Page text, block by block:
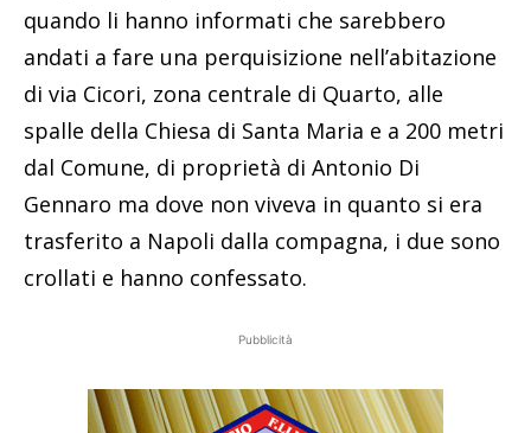
quando li hanno informati che sarebbero
andati a fare una perquisizione nell’abitazione
di via Cicori, zona centrale di Quarto, alle
spalle della Chiesa di Santa Maria e a 200 metri
dal Comune, di proprietà di Antonio Di
Gennaro ma dove non viveva in quanto si era
trasferito a Napoli dalla compagna, i due sono
crollati e hanno confessato.
Pubblicità